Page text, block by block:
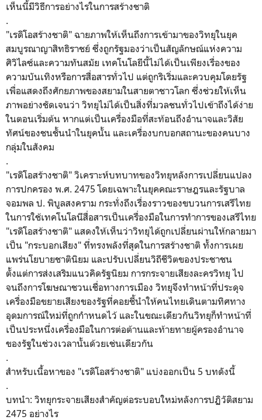
เห็นนี้มีวิธีการอย่างไรในการสร้างชาติ
.
​"เรดิโอสร้างชาติ" ฉายภาพให้เห็นถึงการเข้ามาของวิทยุในยุค
สมบูรณาญาสิทธิราชย์ ซึ่งถูกรัฐมองว่าเป็นสัญลักษณ์แห่งความ
ศิวิไลซ์และความทันสมัย เทคโนโลยีนี้ไม่ได้เป็นเพียงเรื่องของ
ความบันเทิงหรือการสื่อสารทั่วไป แต่ถูกริเริ่มและควบคุมโดยรัฐ
เพื่อแสดงถึงศักยภาพของสยามในสายตาชาวโลก ซึ่งช่วยให้เห็น
ภาพอย่างชัดเจนว่า วิทยุไม่ได้เป็นสิ่งที่มวลชนทั่วไปเข้าถึงได้ง่าย
ในตอนเริ่มต้น หากแต่เป็นเครื่องมือที่สะท้อนถึงอำนาจและวิสัย
ทัศน์ของชนชั้นนำในยุคนั้น และเครื่องบกบอกสถานะของคนบาง
กลุ่มในสังคม
.
​"เรดิโอสร้างชาติ" วิเคราะห์บทบาทของวิทยุหลังการเปลี่ยนแปลง
การปกครอง พ.ศ. 2475 โดยเฉพาะในยุคคณะราษฎรและรัฐบาล
จอมพล ป. พิบูลสงคราม กระทั่งถึงเรื่องราวของขบวนการเสรีไทย
ในการใช้เทคโนโลนีสื่อสารเป็นเครื่องมือในการทำการของเสรีไทย
"เรดิโอสร้างชาติ" แสดงให้เห็นว่าวิทยุได้ถูกเปลี่ยนผ่านให้กลายมา
เป็น "กระบอกเสียง" ที่ทรงพลังที่สุดในการสร้างชาติ ทั้งการเผย
แพร่นโยบายชาตินิยม และปรับเปลี่ยนวิถีชีวิตของประชาชน
ตั้งแต่การส่งเสริมแนวคิดรัฐนิยม การกระจายเสียงละครวิทยุ ไป
จนถึงการโฆษณาชวนเชื่อทางการเมือง วิทยุจึงทำหน้าที่ประดุจ
เครื่องมือขยายเสียงของรัฐที่คอยชี้นำให้คนไทยเดินตามทิศทาง
อุดมการณ์ใหม่ที่ถูกกำหนดไว้ และในขณะเดียวกันวิทยุก็ทำหน้าที่
เป็นประหนึ่งเครื่องมือในการต่อต้านและท้ายทายผู้ครองอำนาจ
ของรัฐในช่วงเวลานั้นด้วยเช่นเดียวกัน
.
​สำหรับเนื้อหาของ "เรดิโอสร้างชาติ" แบ่งออกเป็น 5 บทดังนี้
.
บทนำ: วิทยุกระจายเสียงสำคัญต่อระบอบใหม่หลังการปฏิวัติสยาม
2475 อย่างไร